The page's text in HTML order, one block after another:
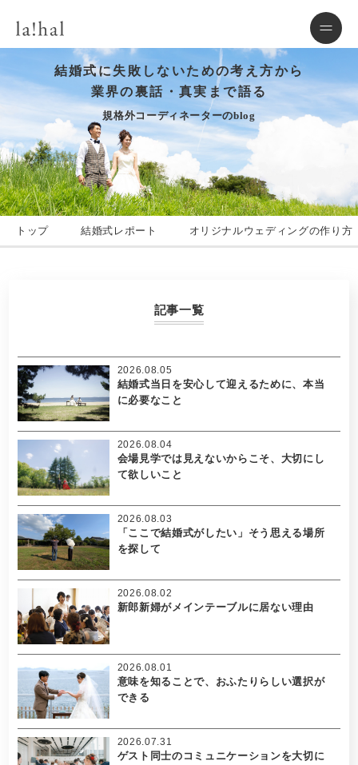
結婚式に失敗しないための考え方から
業界の裏話・真実まで語る
規格外コーディネーターのblog
トップ 結婚式レポート オリジナルウェディングの作り方
記事一覧
結婚式当日を安心して迎えるために、本当
に必要なこと
2026.08.05
会場見学では見えないからこそ、大切にし
て欲しいこと
2026.08.04
「ここで結婚式がしたい」そう思える場所
を探して
2026.08.03
新郎新婦がメインテーブルに居ない理由
2026.08.02
意味を知ることで、おふたりらしい選択が
できる
2026.08.01
ゲスト同士のコミュニケーションを大切に
2026.07.31